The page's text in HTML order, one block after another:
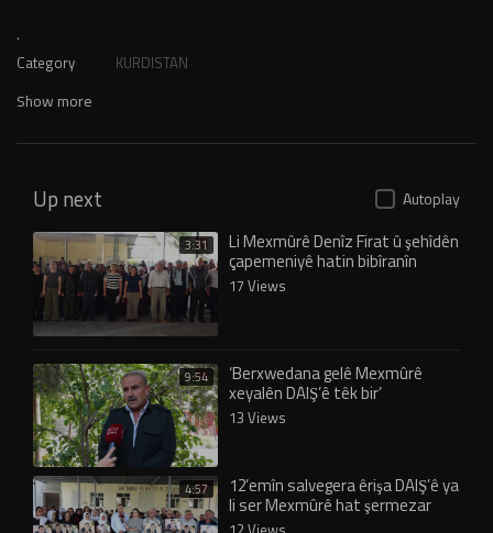
.
Category KURDISTAN
Show more
Up next Autoplay
3:31 Li Mexmûrê Denîz Firat û şehîdên
çapemeniyê hatin bibîranîn
17 Views
9:54 ‘Berxwedana gelê Mexmûrê
xeyalên DAIŞ’ê têk bir’
13 Views
4:57 12’emîn salvegera êrişa DAIŞ’ê ya
li ser Mexmûrê hat şermezar
kirin